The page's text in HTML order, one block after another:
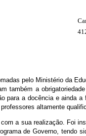
pelo Ministério da
também a
a docência e ainda
altamente
a sua realização. Foi
de Governo, tendo